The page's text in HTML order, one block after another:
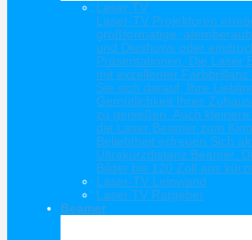
Laser TV
Laser-TV Projektoren
großformatige,
und Diashows oder
Präsentationen. Die Laser
mit exzellenter
Sie sich darauf, Ihre
Gemütlichkeit Ihres
zu genießen. Auch
die Laser Beamer zum
Beliebtheit erfreuen Sich
Ultrakurzdistanz Beamer.
Bilder bis 120 Zoll aus
Laser-TV Leinwand
Laser TV Ratgeber
Beamer